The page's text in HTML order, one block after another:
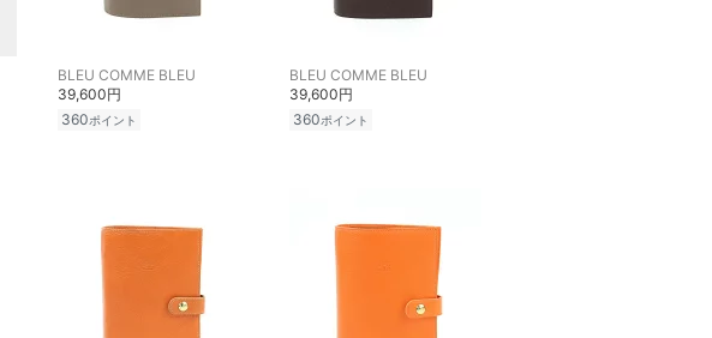
BLEU COMME BLEU
39,600円
360ポイント
BLEU COMME BLEU
39,600円
360ポイント